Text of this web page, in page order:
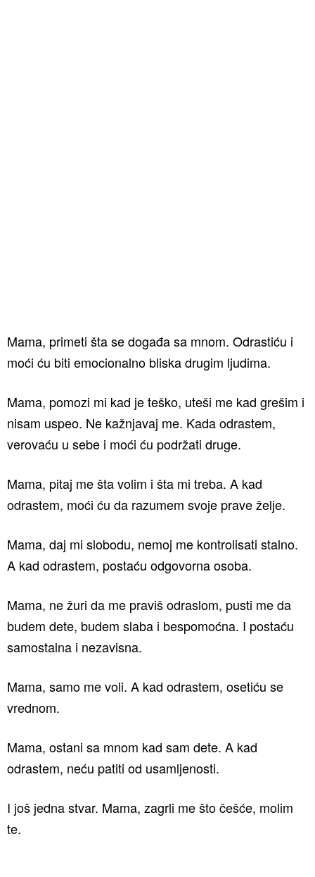
Mama, primeti šta se događa sa mnom. Odrastiću i
moći ću biti emocionalno bliska drugim ljudima.
Mama, pomozi mi kad je teško, uteši me kad grešim i
nisam uspeo. Ne kažnjavaj me. Kada odrastem,
verovaću u sebe i moći ću podržati druge.
Mama, pitaj me šta volim i šta mi treba. A kad
odrastem, moći ću da razumem svoje prave želje.
Mama, daj mi slobodu, nemoj me kontrolisati stalno.
A kad odrastem, postaću odgovorna osoba.
Mama, ne žuri da me praviš odraslom, pusti me da
budem dete, budem slaba i bespomoćna. I postaću
samostalna i nezavisna.
Mama, samo me voli. A kad odrastem, osetiću se
vrednom.
Mama, ostani sa mnom kad sam dete. A kad
odrastem, neću patiti od usamljenosti.
I još jedna stvar. Mama, zagrli me što češće, molim
te.